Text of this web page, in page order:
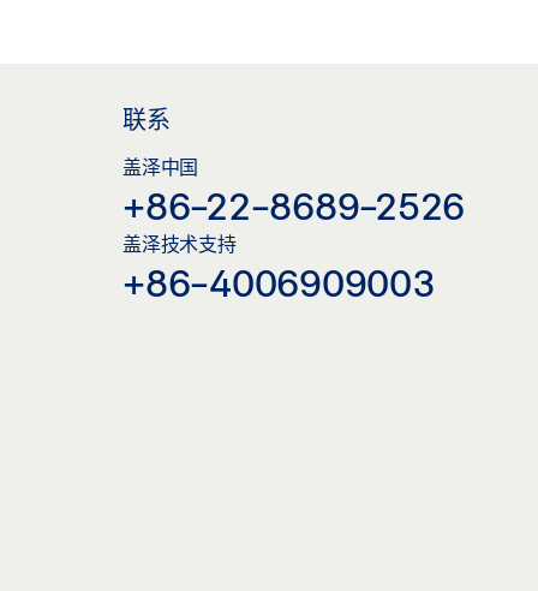
联系
盖泽中国
+86-22-8689-2526
盖泽技术支持
+86-4006909003